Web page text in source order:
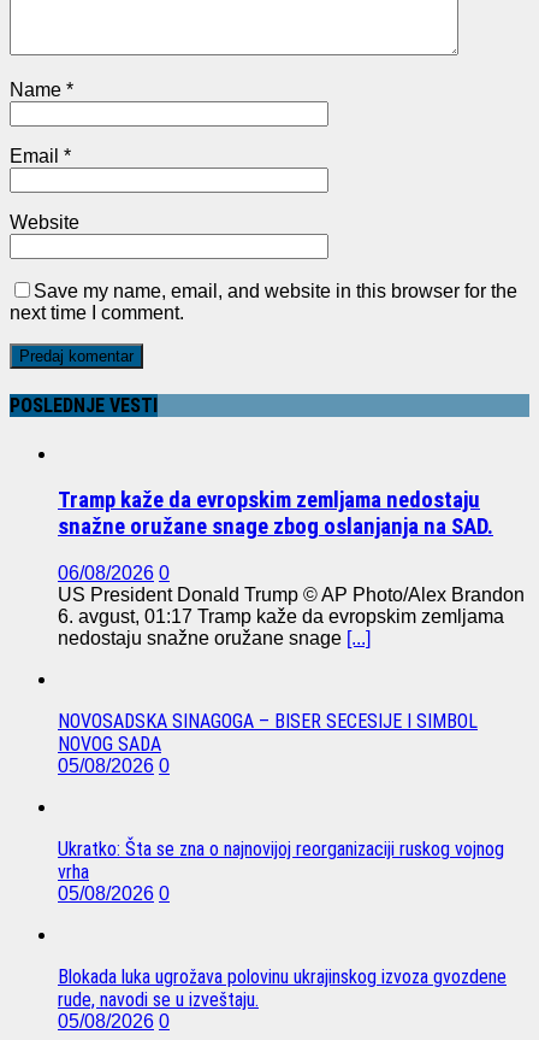
Name *
Email *
Website
Save my name, email, and website in this browser for the
next time I comment.
POSLEDNJE VESTI
Tramp kaže da evropskim zemljama nedostaju
snažne oružane snage zbog oslanjanja na SAD.
06/08/2026 0
US President Donald Trump © AP Photo/Alex Brandon
6. avgust, 01:17 Tramp kaže da evropskim zemljama
nedostaju snažne oružane snage [...]
NOVOSADSKA SINAGOGA – BISER SECESIJE I SIMBOL
NOVOG SADA
05/08/2026 0
Ukratko: Šta se zna o najnovijoj reorganizaciji ruskog vojnog
vrha
05/08/2026 0
Blokada luka ugrožava polovinu ukrajinskog izvoza gvozdene
rude, navodi se u izveštaju.
05/08/2026 0